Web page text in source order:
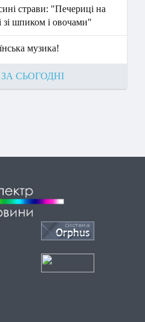
страви: "Печериці на
зі шпиком і овочами"
музика!
СЬОГОДНІ